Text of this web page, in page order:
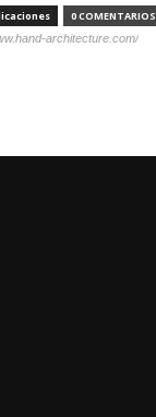
0 COMENTARIOS
architecture.com/